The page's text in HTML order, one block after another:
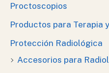
Proctoscopios
Productos para Terapia
Protección Radiológica
Accesorios para